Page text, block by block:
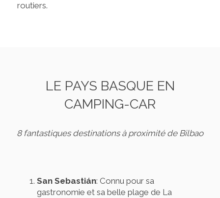
routiers.
LE PAYS BASQUE EN
CAMPING-CAR
8 fantastiques destinations à proximité de Bilbao
San Sebastián: Connu pour sa
gastronomie et sa belle plage de La